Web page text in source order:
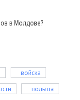
в Молдове?
войска
польша